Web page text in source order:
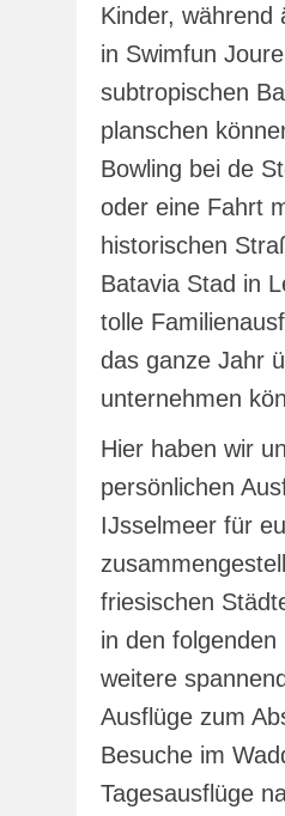
Kinder, während
in Swimfun
subtropischen
planschen
Bowling bei de
oder eine Fahrt
historischen
Batavia Stad in
tolle
das ganze Jahr
unternehmen
Hier haben wir
persönlichen
IJsselmeer für
friesischen
in den folgenden
weitere
Ausflüge zum
Besuche im
Tagesausflüge